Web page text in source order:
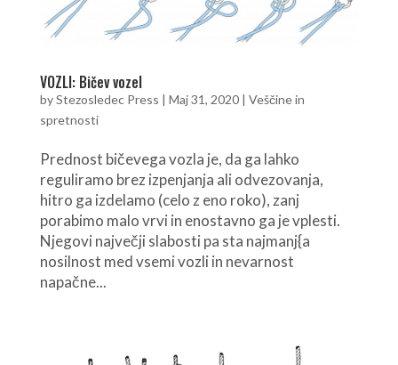
VOZLI: Bičev vozel
byStezosledec Press | Maj 31, 2020| Veščine in
spretnosti
Prednost bičevega vozla je, da ga lahko
reguliramo brez izpenjanja ali odvezovanja,
hitro ga izdelamo (celo z eno roko), zanj
porabimo malo vrvi in enostavno ga je vplesti.
Njegovi največji slabosti pa sta najmanj{a
nosilnost med vsemi vozli in nevarnost
napačne...